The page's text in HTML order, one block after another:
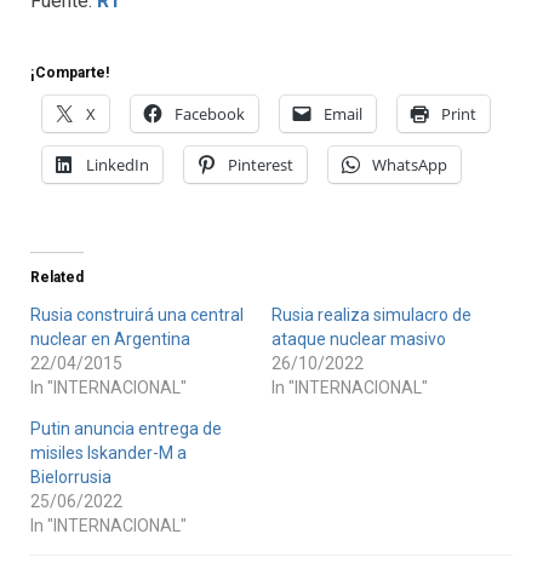
¡Comparte!
X Facebook Email Print
LinkedIn Pinterest WhatsApp
Related
Rusia construirá una central
nuclear en Argentina
22/04/2015
In "INTERNACIONAL"
Rusia realiza simulacro de
ataque nuclear masivo
26/10/2022
In "INTERNACIONAL"
Putin anuncia entrega de
misiles Iskander-M a
Bielorrusia
25/06/2022
In "INTERNACIONAL"